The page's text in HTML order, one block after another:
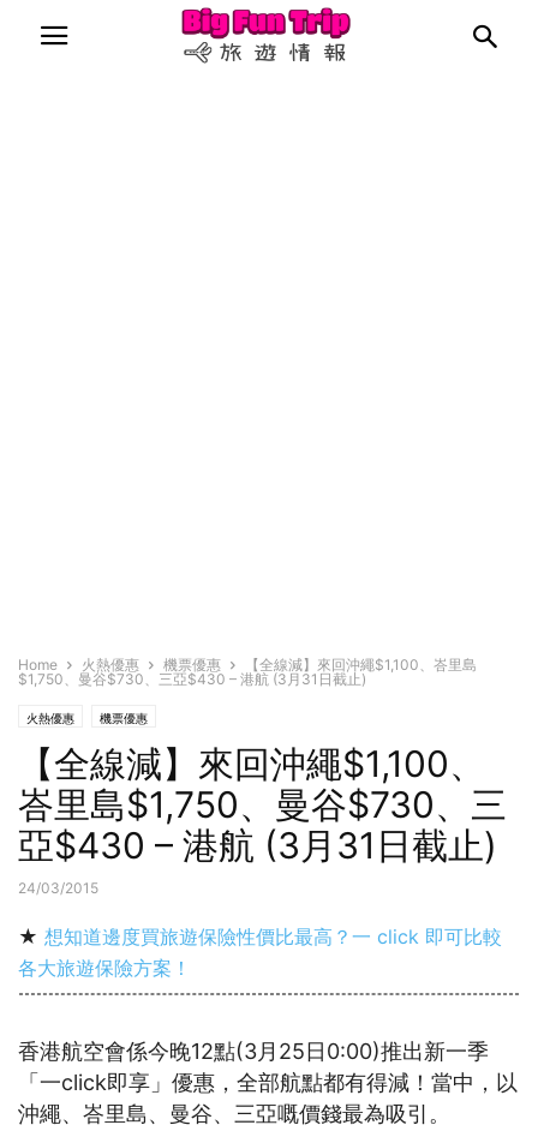
Home 火熱優惠 機票優惠
【全線減】來回沖繩$1,100、峇里島
$1,750、曼谷$730、三亞$430 – 港航 (3月31日截止)
火熱優惠 機票優惠
【全線減】來回沖繩$1,100、
峇里島$1,750、曼谷$730、三
亞$430 – 港航 (3月31日截止)
24/03/2015
★ 想知道邊度買旅遊保險性價比最高？一 click 即可比較
各大旅遊保險方案！
香港航空會係今晚12點(3月25日0:00)推出新一季
「一click即享」優惠，全部航點都有得減！當中，以
沖繩、峇里島、曼谷、三亞嘅價錢最為吸引。